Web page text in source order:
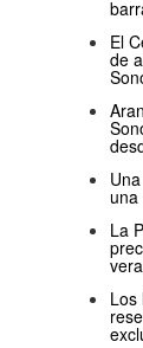
El
de
La
Los